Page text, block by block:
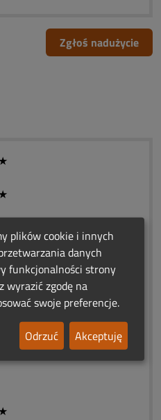
Zgłoś nadużycie
plików cookie i innych
danych
funkcjonalności strony
wyrazić zgodę na
swoje preferencje.
Odrzuć Akceptuję